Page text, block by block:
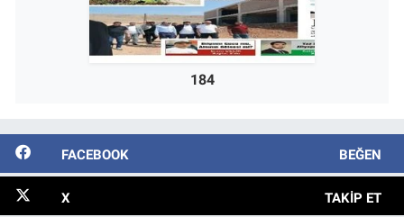
184
FACEBOOK BEĞEN
X TAKIP ET